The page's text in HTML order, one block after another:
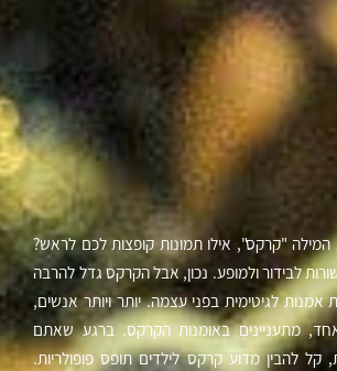
"קרקס", אילו תמונות קופצות לכם לראש?
לבידור ולמופע. נכון, אבל הקרקס גדל להרבה
אמנות לגיטימית בפני עצמה. יותר ויותר אנשים,
מתעניינים באומנות הקרקס. ברגע שאתם
קל להבין מדוע קרקס לילדים תופס פופולריות.